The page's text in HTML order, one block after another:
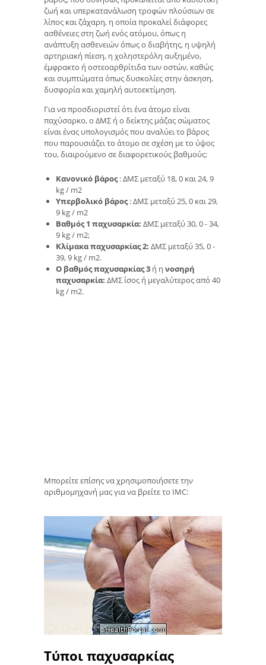
ζωή και υπερκατανάλωση τροφών πλούσιων σε
λίπος και ζάχαρη, η οποία προκαλεί διάφορες
ασθένειες στη ζωή ενός ατόμου, όπως η
ανάπτυξη ασθενειών όπως ο διαβήτης, η υψηλή
αρτηριακή πίεση, η χοληστερόλη αυξημένο,
έμφρακτο ή οστεοαρθρίτιδα των οστών, καθώς
και συμπτώματα όπως δυσκολίες στην άσκηση,
δυσφορία και χαμηλή αυτοεκτίμηση.
Για να προσδιοριστεί ότι ένα άτομο είναι
παχύσαρκο, ο ΔΜΣ ή ο δείκτης μάζας σώματος
είναι ένας υπολογισμός που αναλύει το βάρος
που παρουσιάζει το άτομο σε σχέση με το ύψος
του, διαιρούμενο σε διαφορετικούς βαθμούς:
Κανονικό βάρος: ΔΜΣ μεταξύ 18, 0 και 24, 9
kg / m2
Υπερβολικό βάρος: ΔΜΣ μεταξύ 25, 0 και 29,
9 kg / m2
Βαθμός 1 παχυσαρκία: ΔΜΣ μεταξύ 30, 0 - 34,
9 kg / m2;
Κλίμακα παχυσαρκίας 2: ΔΜΣ μεταξύ 35, 0 -
39, 9 kg / m2.
Ο βαθμός παχυσαρκίας 3 ή η νοσηρή
παχυσαρκία: ΔΜΣ ίσος ή μεγαλύτερος από 40
kg / m2.
Μπορείτε επίσης να χρησιμοποιήσετε την
αριθμομηχανή μας για να βρείτε το IMC:
Τύποι παχυσαρκίας